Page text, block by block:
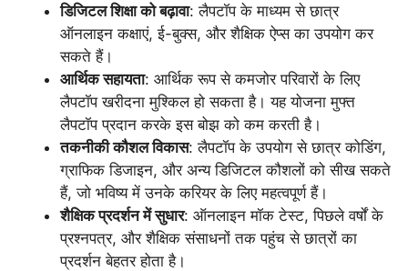
डिजिटल शिक्षा को बढ़ावा: लैपटॉप के माध्यम से छात्र
ऑनलाइन कक्षाएं, ई-बुक्स, और शैक्षिक ऐप्स का उपयोग कर
सकते हैं।
आर्थिक सहायता: आर्थिक रूप से कमजोर परिवारों के लिए
लैपटॉप खरीदना मुश्किल हो सकता है। यह योजना मुफ्त
लैपटॉप प्रदान करके इस बोझ को कम करती है।
तकनीकी कौशल विकास: लैपटॉप के उपयोग से छात्र कोडिंग,
ग्राफिक डिजाइन, और अन्य डिजिटल कौशलों को सीख सकते
हैं, जो भविष्य में उनके करियर के लिए महत्वपूर्ण हैं।
शैक्षिक प्रदर्शन में सुधार: ऑनलाइन मॉक टेस्ट, पिछले वर्षों के
प्रश्नपत्र, और शैक्षिक संसाधनों तक पहुंच से छात्रों का
प्रदर्शन बेहतर होता है।